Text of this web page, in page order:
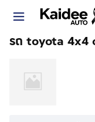
รถ toyota 4x4